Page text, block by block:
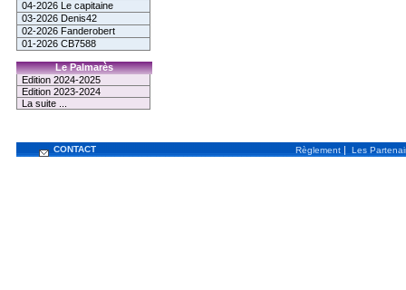
04-2026 Le capitaine
03-2026 Denis42
02-2026 Fanderobert
01-2026 CB7588
Le Palmarès
Edition 2024-2025
Edition 2023-2024
La suite ...
CONTACT Règlement | Les